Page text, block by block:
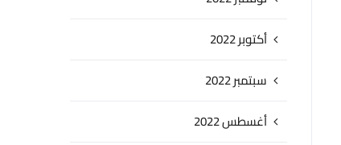
أكتوبر 2022
سبتمبر 2022
أغسطس 2022